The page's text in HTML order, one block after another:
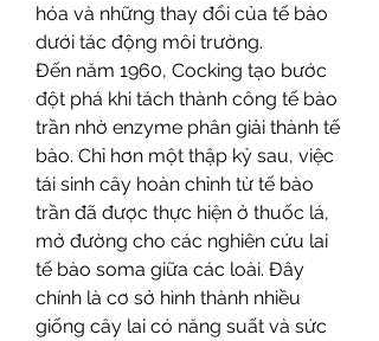
hóa và những thay đổi của tế bào
dưới tác động môi trường.
Đến năm 1960, Cocking tạo bước
đột phá khi tách thành công tế bào
trần nhờ enzyme phân giải thành tế
bào. Chỉ hơn một thập kỷ sau, việc
tái sinh cây hoàn chỉnh từ tế bào
trần đã được thực hiện ở thuốc lá,
mở đường cho các nghiên cứu lai
tế bào soma giữa các loài. Đây
chính là cơ sở hình thành nhiều
giống cây lai có năng suất và sức